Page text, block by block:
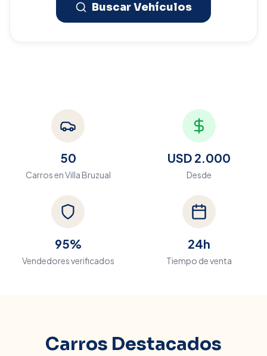
Buscar Vehículos
50
Carros enVilla Bruzual
USD 2.000
Desde
95%
Vendedores verificados
24h
Tiempo de venta
Carros Destacados